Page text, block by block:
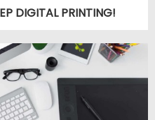
DIGITAL PRINTING!